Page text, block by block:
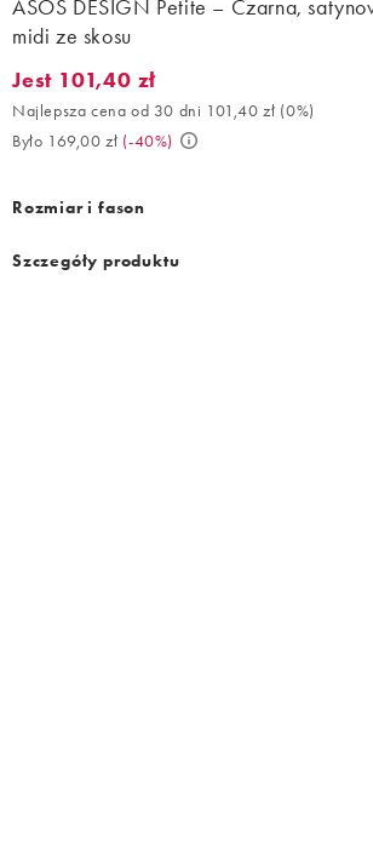
ASOS DESIGN Petite – Czarna,
midi ze skosu
Jest 101,40 zł. Najlepsza cena od 30 dni
Jest 101,40 zł
Najlepsza cena od 30 dni 101,40 zł (0%)
Było 169,00 zł (-40%)
Rozmiar i fason
Szczegóły produktu